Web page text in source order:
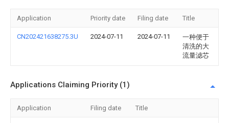
Application Priority date Filing date Title
CN202421638275.3U 2024-07-11 2024-07-11
一种便于
清洗的大
流量滤芯
Applications Claiming Priority (1)
Application Filing date Title